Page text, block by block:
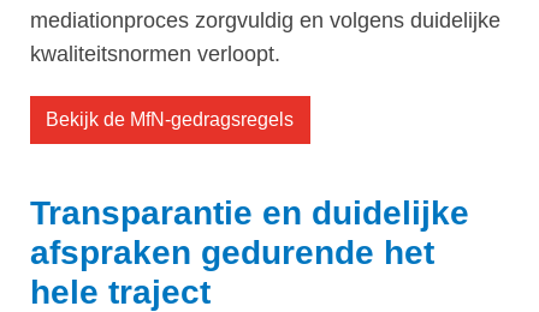
mediationproces zorgvuldig en volgens duidelijke
kwaliteitsnormen verloopt.
Bekijk de MfN-gedragsregels
Transparantie en duidelijke
afspraken gedurende het
hele traject